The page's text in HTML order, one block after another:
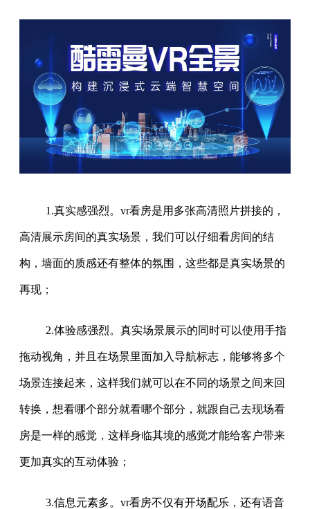
1.真实感强烈。vr看房是用多张高清照片拼接的，
高清展示房间的真实场景，我们可以仔细看房间的结
构，墙面的质感还有整体的氛围，这些都是真实场景的
再现；
2.体验感强烈。真实场景展示的同时可以使用手指
拖动视角，并且在场景里面加入导航标志，能够将多个
场景连接起来，这样我们就可以在不同的场景之间来回
转换，想看哪个部分就看哪个部分，就跟自己去现场看
房是一样的感觉，这样身临其境的感觉才能给客户带来
更加真实的互动体验；
3.信息元素多。vr看房不仅有开场配乐，还有语音